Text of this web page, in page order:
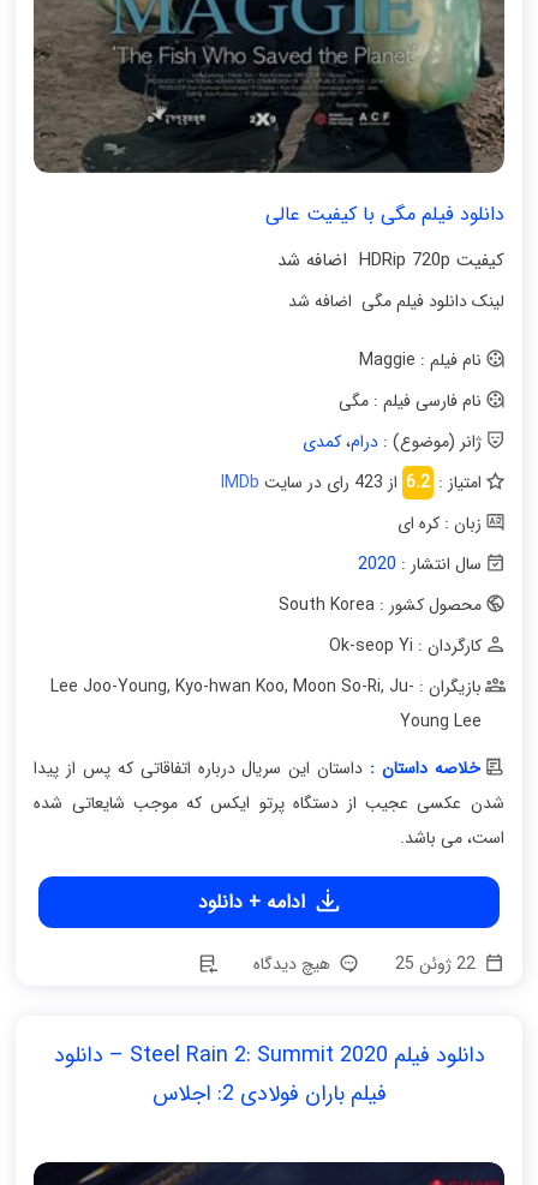
دانلود فیلم مگی با کیفیت عالی
کیفیت HDRip 720p اضافه شد
لینک دانلود فیلم مگی اضافه شد
نام فیلم : Maggie
نام فارسی فیلم : مگی
ژانر (موضوع) :درام،کمدی
امتیاز : 6.2 از 423 رای در سایت
IMDb
زبان : کره ای
سال انتشار : 2020
محصول کشور : South Korea
کارگردان : Ok-seop Yi
بازیگران : Lee Joo-Young
, Kyo-hwan Koo, Moon So-Ri, Ju-
Young Lee
خلاصه داستان : داستان این سریال درباره اتفاقاتی که پس از پیدا
شدن عکسی عجیب از دستگاه پرتو ایکس که موجب شایعاتی شده
است، می باشد.
ادامه + دانلود
22 ژوئن 25 هیچ دیدگاه
دانلود فیلم Steel Rain 2: Summit 2020 – دانلود
فیلم باران فولادی 2: اجلاس